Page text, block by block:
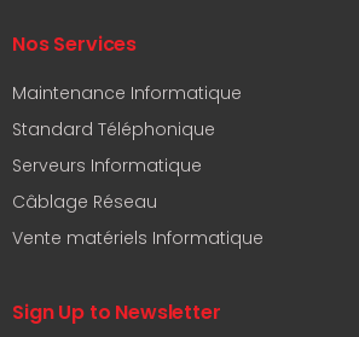
Nos Services
Maintenance Informatique
Standard Téléphonique
Serveurs Informatique
Câblage Réseau
Vente matériels Informatique
Sign Up to Newsletter